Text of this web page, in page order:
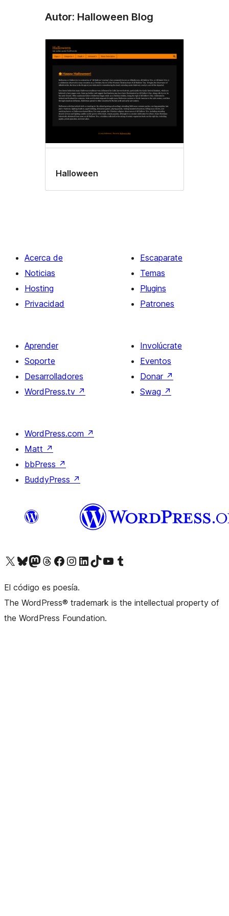
Autor: Halloween Blog
Halloween
Acerca de
Noticias
Hosting
Privacidad
Escaparate
Temas
Plugins
Patrones
Aprender
Soporte
Desarrolladores
WordPress.tv ↗
Involúcrate
Eventos
Donar ↗
Swag ↗
WordPress.com ↗
Matt ↗
bbPress ↗
BuddyPress ↗
Visita nuestra cuenta de X (anteriormente Twitter)
Visita nuestra cuenta de Bluesky
Visita nuestra cuenta de Mastodon
Visita nuestra cuenta de Threads
Visita nuestra página de Facebook
Visita nuestra cuenta de Instagram
Visita nuestra cuenta de LinkedIn
Visita nuestra cuenta de TikTok
Visita nuestro canal de YouTube
Visita nuestra cuenta de Tumblr
El código es poesía.
The WordPress® trademark is the intellectual property of
the WordPress Foundation.